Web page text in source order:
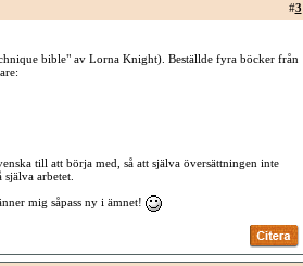
#3
bible" av Lorna Knight). Beställde fyra böcker från
till att börja med, så att själva översättningen inte
arbetet.
mig såpass ny i ämnet!